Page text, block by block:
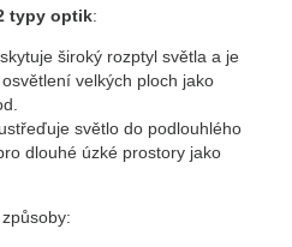
typy optik:
široký rozptyl světla a je
velkých ploch jako
světlo do podlouhlého
dlouhé úzké prostory jako